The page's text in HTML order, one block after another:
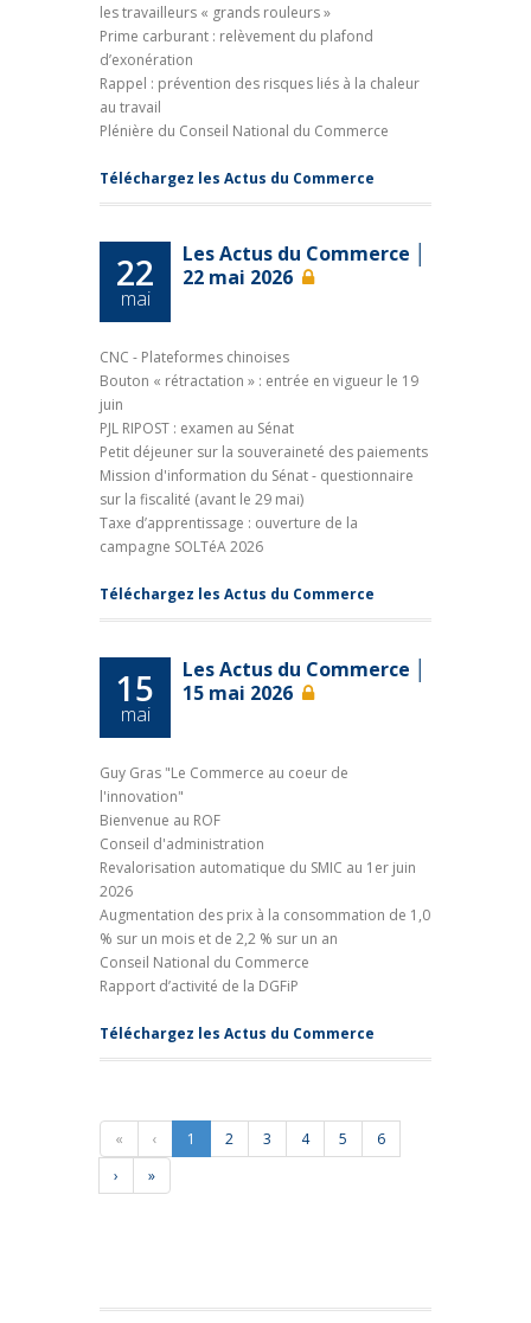
les travailleurs « grands rouleurs »
Prime carburant : relèvement du plafond
d’exonération
Rappel : prévention des risques liés à la chaleur
au travail
Plénière du Conseil National du Commerce
Téléchargez les Actus du Commerce
22
mai
Les Actus du Commerce │
22 mai 2026
CNC - Plateformes chinoises
Bouton « rétractation » : entrée en vigueur le 19
juin
PJL RIPOST : examen au Sénat
Petit déjeuner sur la souveraineté des paiements
Mission d'information du Sénat - questionnaire
sur la fiscalité (avant le 29 mai)
Taxe d’apprentissage : ouverture de la
campagne SOLTéA 2026
Téléchargez les Actus du Commerce
15
mai
Les Actus du Commerce │
15 mai 2026
Guy Gras "Le Commerce au coeur de
l'innovation"
Bienvenue au ROF
Conseil d'administration
Revalorisation automatique du SMIC au 1er juin
2026
Augmentation des prix à la consommation de 1,0
% sur un mois et de 2,2 % sur un an
Conseil National du Commerce
Rapport d’activité de la DGFiP
Téléchargez les Actus du Commerce
« ‹ 1 2 3 4 5
6
›
»